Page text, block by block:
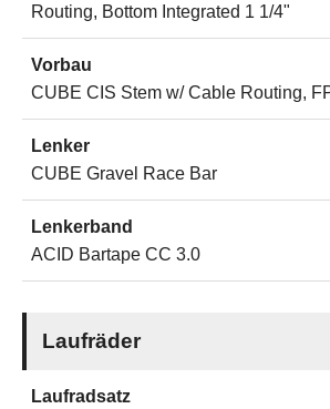
Routing, Bottom Integrated 1 1/4"
Vorbau
CUBE CIS Stem w/ Cable Routing,
Lenker
CUBE Gravel Race Bar
Lenkerband
ACID Bartape CC 3.0
Laufräder
Laufradsatz